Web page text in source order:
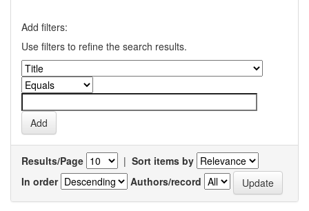
Add filters:
Use filters to refine the search results.
Results/Page | Sort items by
In order
Authors/record